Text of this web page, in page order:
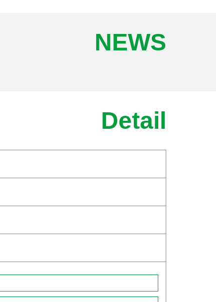
NEWS
Detail